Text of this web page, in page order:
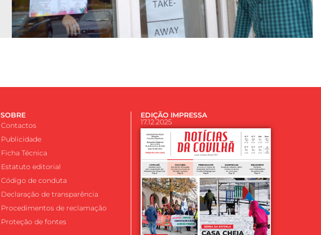
SOBRE
Contactos
Publicidade
Ficha Técnica
Estatuto editorial
Código de conduta
Declaração de transparência
Procedimentos de reclamação
Proteção de fontes
EDIÇÃO IMPRESSA
17.12.2025